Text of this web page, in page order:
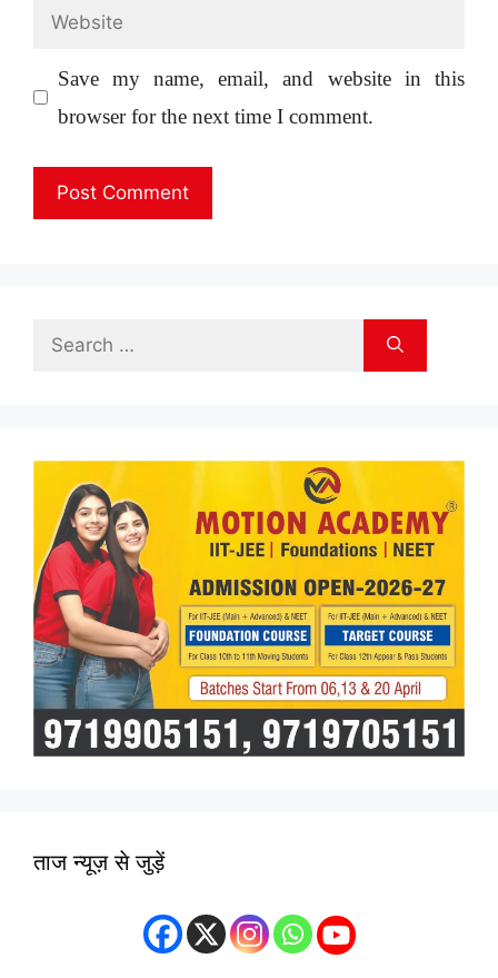
Website
Save my name, email, and website in this
browser for the next time I comment.
Search
ताज न्यूज़ से जुड़ें